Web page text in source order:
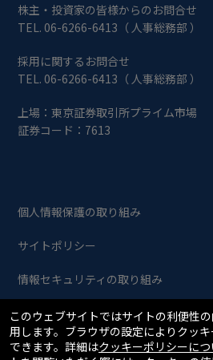
株主・投資家の皆様からのお問合せ
TEL. 06-6266-6413（ 人事総務部 ）
採用に関するお問合せ
TEL. 06-6266-6413（ 人事総務部 ）
上場：東京証券取引所プライム市場
証券コード：7613
個人情報保護の取り組み
サイトポリシー
情報セキュリティの取り組み
Copyright © SIIX Corporation. All
このウェブサイトではサイトの利便性
用します。ブラウザの設定によりクッ
できます。詳細はクッキーポリシーにつ